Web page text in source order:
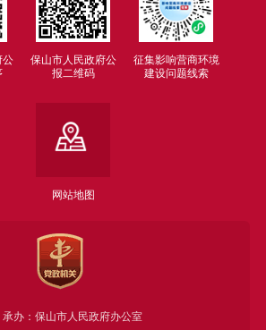
公
保山市人民政府公
报二维码
征集影响营商环境
建设问题线索
网站地图
办：保山市人民政府办公室